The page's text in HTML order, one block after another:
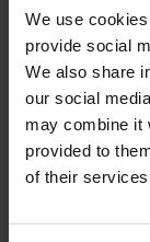
We use
provide social
We also share
our social
may combine it
provided to
of their
Raffungen, die die
Modelle sind
Top mit
Brustfutter. Träger
Art.-Nr.: